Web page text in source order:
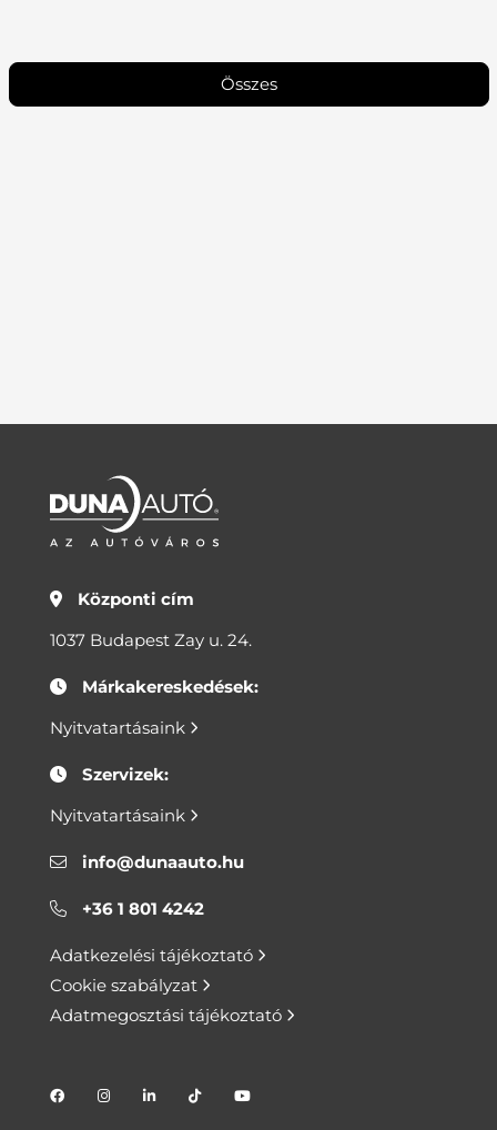
Összes
Központi cím
1037 Budapest Zay u. 24.
Márkakereskedések:
Nyitvatartásaink
Szervizek:
Nyitvatartásaink
info@dunaauto.hu
+36 1 801 4242
Adatkezelési tájékoztató
Cookie szabályzat
Adatmegosztási tájékoztató